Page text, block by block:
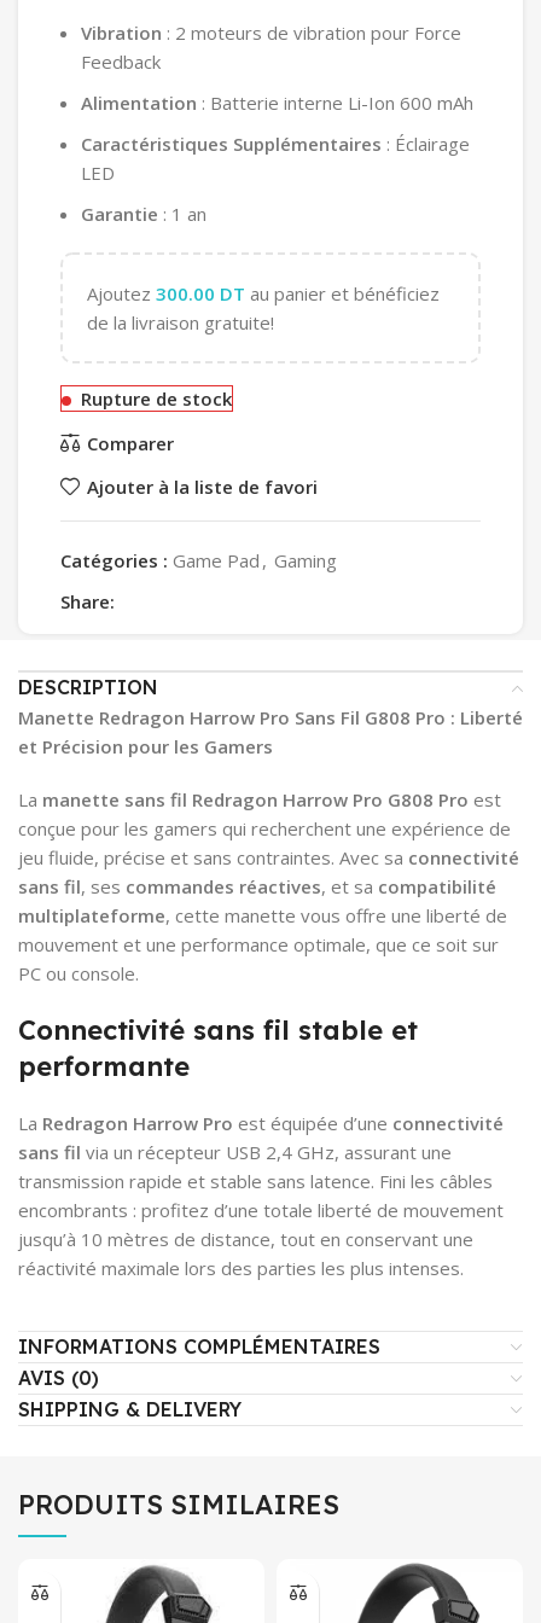
Vibration : 2 moteurs de vibration pour Force
Feedback
Alimentation : Batterie interne Li-Ion 600 mAh
Caractéristiques Supplémentaires : Éclairage
LED
Garantie : 1 an
Ajoutez 300.00 DT au panier et bénéficiez
de la livraison gratuite!
Rupture de stock
Comparer
Ajouter à la liste de favori
Catégories : Game Pad , Gaming
Share:
DESCRIPTION
Manette Redragon Harrow Pro Sans Fil G808 Pro : Liberté
et Précision pour les Gamers
La manette sans fil Redragon Harrow Pro G808 Pro est
conçue pour les gamers qui recherchent une expérience de
jeu fluide, précise et sans contraintes. Avec sa connectivité
sans fil, ses commandes réactives, et sa compatibilité
multiplateforme, cette manette vous offre une liberté de
mouvement et une performance optimale, que ce soit sur
PC ou console.
Connectivité sans fil stable et
performante
La Redragon Harrow Pro est équipée d’une connectivité
sans fil via un récepteur USB 2,4 GHz, assurant une
transmission rapide et stable sans latence. Fini les câbles
encombrants : profitez d’une totale liberté de mouvement
jusqu’à 10 mètres de distance, tout en conservant une
réactivité maximale lors des parties les plus intenses.
INFORMATIONS COMPLÉMENTAIRES
AVIS (0)
SHIPPING & DELIVERY
PRODUITS SIMILAIRES